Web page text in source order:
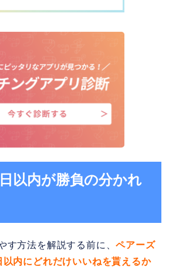
以内が勝負の分かれ
す方法を解説する前に、ペアーズ
内にどれだけいいねを貰えるか